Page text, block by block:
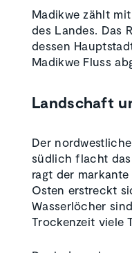
Madikwe zählt
des Landes. Das
dessen
Madikwe Fluss
Landschaft
Der
südlich flacht das
ragt der markante
Osten erstreckt
Wasserlöcher
Trockenzeit viele